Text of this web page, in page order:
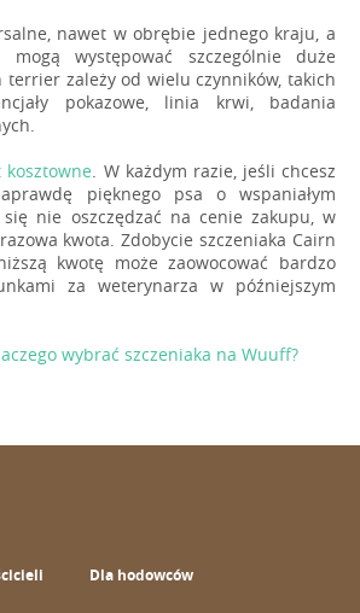
nawet w obrębie jednego kraju, a
występować szczególnie duże
terrier zależy od wielu czynników, takich
pokazowe, linia krwi, badania
. W każdym razie, jeśli chcesz
pięknego psa o wspaniałym
nie oszczędzać na cenie zakupu, w
kwota. Zdobycie szczeniaka Cairn
kwotę może zaowocować bardzo
za weterynarza w późniejszym
wybrać szczeniaka na Wuuff?
Dla hodowców